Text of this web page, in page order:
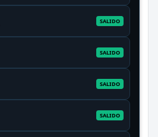
SALIDO
SALIDO
SALIDO
SALIDO